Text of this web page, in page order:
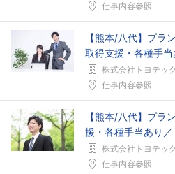
フォローし
こちらの企業もフォ
仕事内容参照
【熊本/八代】プラ
取得支援・各種手
株式会社トヨテッ
仕事内容参照
【熊本/八代】プラ
援・各種手当あり
株式会社トヨテッ
仕事内容参照